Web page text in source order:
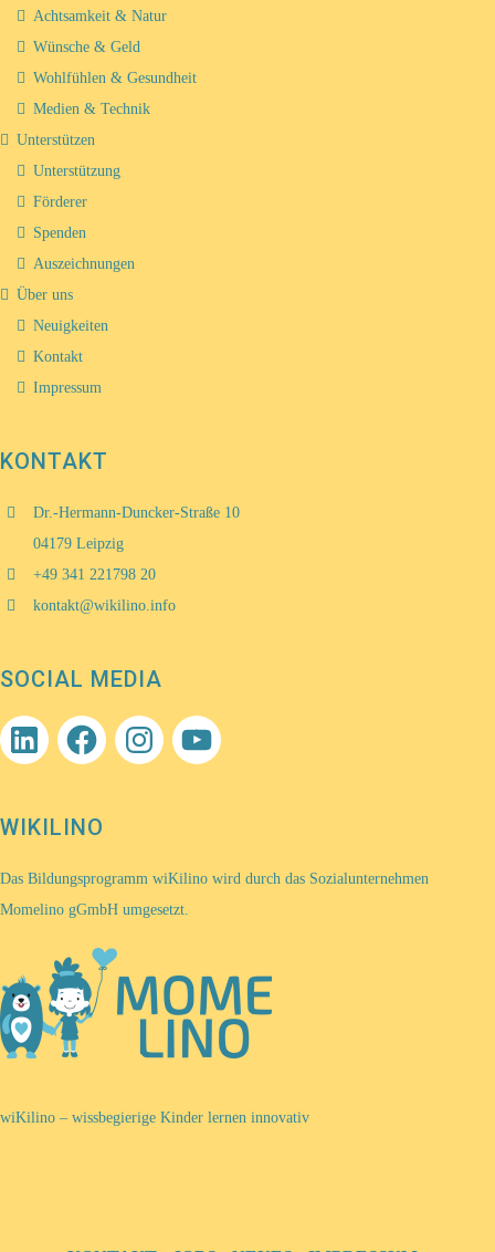
Achtsamkeit & Natur
Wünsche & Geld
Wohlfühlen & Gesundheit
Medien & Technik
Unterstützen
Unterstützung
Förderer
Spenden
Auszeichnungen
Über uns
Neuigkeiten
Kontakt
Impressum
KONTAKT
Dr.-Hermann-Duncker-Straße 10
04179 Leipzig
+49 341 221798 20
kontakt@wikilino.info
SOCIAL MEDIA
LinkedIn Facebook Instagram YouTube
WIKILINO
Das Bildungsprogramm wiKilino wird durch das Sozialunternehmen
Momelino gGmbH umgesetzt.
wiKilino – wissbegierige Kinder lernen innovativ